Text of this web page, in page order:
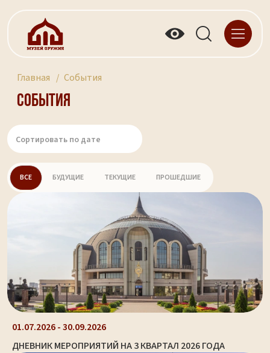
Главная События
События
ВСЕ БУДУЩИЕ ТЕКУЩИЕ ПРОШЕДШИЕ
01.07.2026 - 30.09.2026
ДНЕВНИК МЕРОПРИЯТИЙ НА 3 КВАРТАЛ 2026 ГОДА